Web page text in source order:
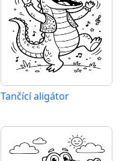
Tančící aligátor